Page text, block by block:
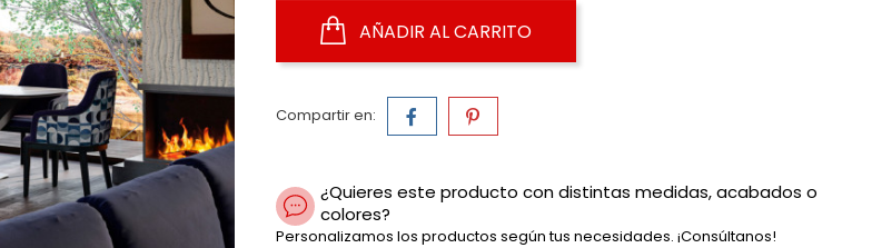
AÑADIR AL CARRITO
Compartir en:
¿Quieres este producto con distintas medidas, acabados o
colores?
Personalizamos los productos según tus necesidades. ¡Consúltanos!